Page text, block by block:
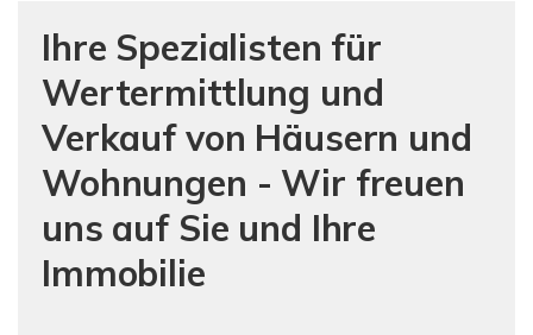
Ihre Spezialisten für
Wertermittlung und
Verkauf von Häusern und
Wohnungen - Wir freuen
uns auf Sie und Ihre
Immobilie